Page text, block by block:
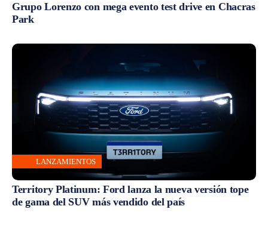
Grupo Lorenzo con mega evento test drive en Chacras
Park
LANZAMIENTOS
Territory Platinum: Ford lanza la nueva versión tope
de gama del SUV más vendido del país